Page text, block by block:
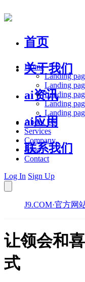
首页
关于我们
ai资讯
ai应用
联系我们
Home
Landing
Landing
Landing
Landing
Landing
About Us
Services
Company
Blog
Contact
Log In Sign Up
J9.COM·官方网
让领会和
式